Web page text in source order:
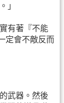
」
有著『不能
定會不敵反而
武器。然後